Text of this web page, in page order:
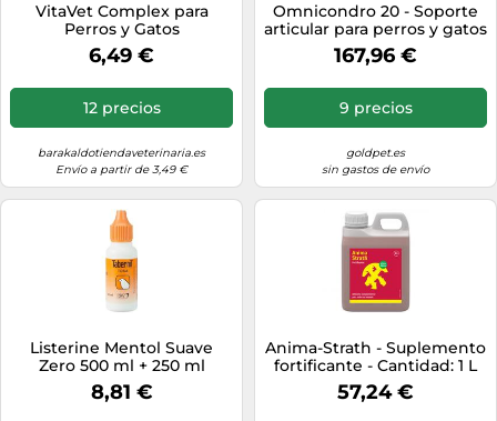
VitaVet Complex para
Perros y Gatos
6,49 €
12 precios
barakaldotiendaveterinaria.es
Envío a partir de 3,49 €
Omnicondro 20 - Soporte
articular para perros y gatos
- Cantidad: 300
comprimidos
167,96 €
9 precios
goldpet.es
sin gastos de envío
Listerine Mentol Suave
Zero 500 ml + 250 ml
8,81 €
Anima-Strath - Suplemento
fortificante - Cantidad: 1 L
57,24 €